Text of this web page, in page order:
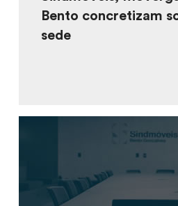
Bento concretizam
sede